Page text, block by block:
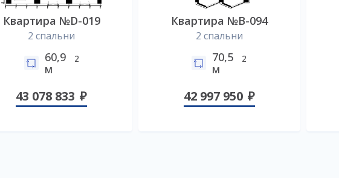
Квартира №D-019
2 спальни
60,9
м
2
43 078 833
Квартира №B-094
2 спальни
70,5
м
2
42 997 950